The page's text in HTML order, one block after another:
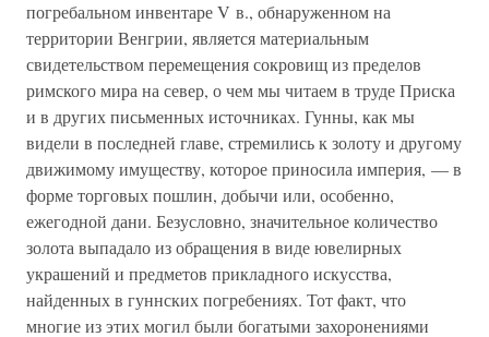
погребальном инвентаре V в., обнаруженном на
территории Венгрии, является материальным
свидетельством перемещения сокровищ из пределов
римского мира на север, о чем мы читаем в труде Приска
и в других письменных источниках. Гунны, как мы
видели в последней главе, стремились к золоту и другому
движимому имуществу, которое приносила империя, — в
форме торговых пошлин, добычи или, особенно,
ежегодной дани. Безусловно, значительное количество
золота выпадало из обращения в виде ювелирных
украшений и предметов прикладного искусства,
найденных в гуннских погребениях. Тот факт, что
многие из этих могил были богатыми захоронениями